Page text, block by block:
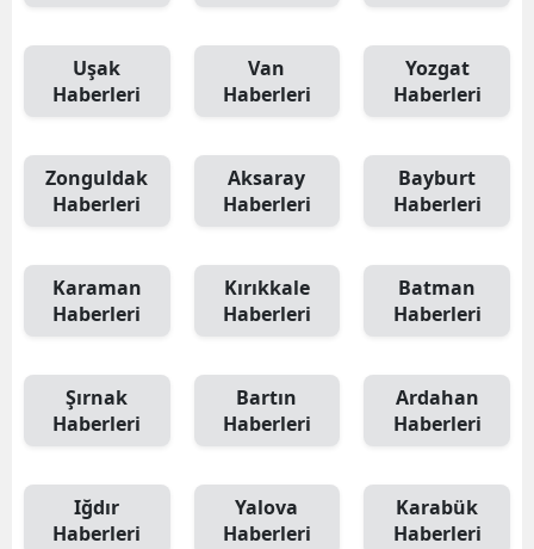
Uşak
Haberleri
Van
Haberleri
Yozgat
Haberleri
Zonguldak
Haberleri
Aksaray
Haberleri
Bayburt
Haberleri
Karaman
Haberleri
Kırıkkale
Haberleri
Batman
Haberleri
Şırnak
Haberleri
Bartın
Haberleri
Ardahan
Haberleri
Iğdır
Haberleri
Yalova
Haberleri
Karabük
Haberleri